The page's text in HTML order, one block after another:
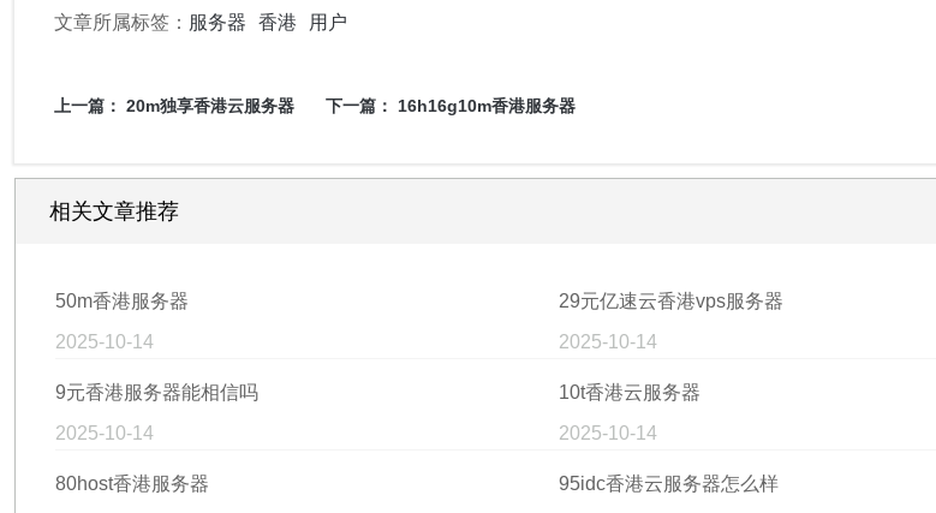
文章所属标签： 服务器 香港 用户
上一篇： 20m独享香港云服务器 下一篇： 16h16g10m香港服务器
相关文章推荐
50m香港服务器
2025-10-14
29元亿速云香港vps服务器
2025-10-14
9元香港服务器能相信吗
2025-10-14
10t香港云服务器
2025-10-14
80host香港服务器
95idc香港云服务器怎么样